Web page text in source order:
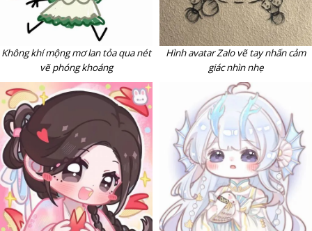
Không khí mộng mơ lan tỏa qua nét
vẽ phóng khoáng
Hình avatar Zalo vẽ tay nhấn cảm
giác nhìn nhẹ